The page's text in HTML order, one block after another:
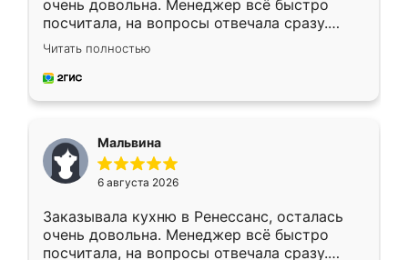
очень довольна. Менеджер всё быстро
посчитала, на вопросы отвечала сразу.
Замерщик приехал в субботу, подошёл к
делу со всей ответственностью. Собрали
за день, ребята работали аккуратно, даже
Читать полностью
Мальвина
6 августа 2026
Заказывала кухню в Ренессанс, осталась
очень довольна. Менеджер всё быстро
посчитала, на вопросы отвечала сразу.